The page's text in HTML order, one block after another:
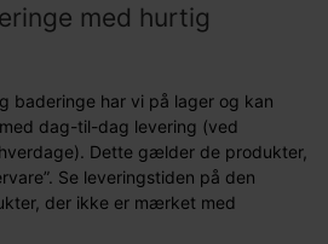
med hurtig
baderinge har vi på lager og kan
dag-til-dag levering (ved
Dette gælder de produkter,
Se leveringstiden på den
der ikke er mærket med